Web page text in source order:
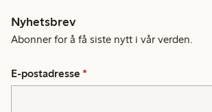
Nyhetsbrev
Abonner for å få siste nytt i vår verden.
E-postadresse *